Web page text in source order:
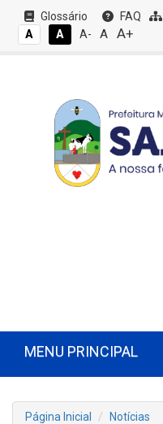
Glossário FAQ
A
A A- A A+
MENU PRINCIPAL
Página Inicial
Notícias